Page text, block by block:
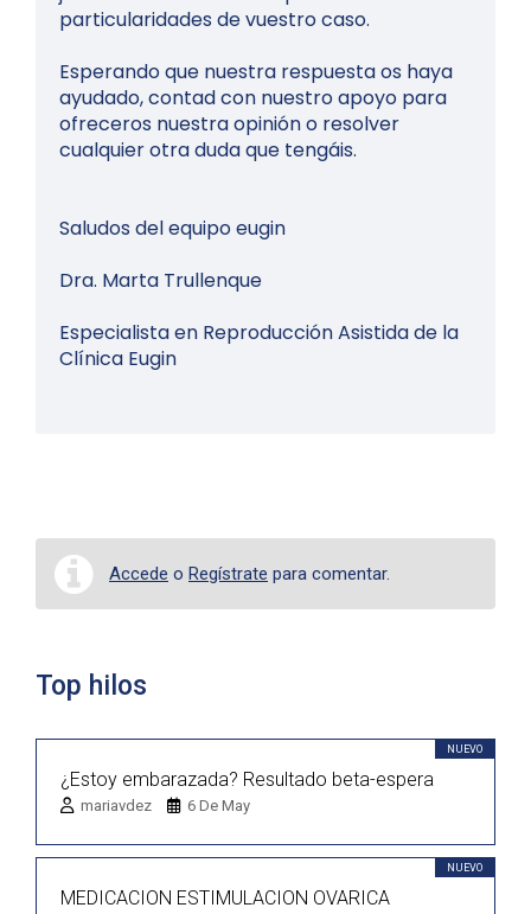
particularidades de vuestro caso.
Esperando que nuestra respuesta os haya
ayudado, contad con nuestro apoyo para
ofreceros nuestra opinión o resolver
cualquier otra duda que tengáis.
Saludos del equipo eugin
Dra. Marta Trullenque
Especialista en Reproducción Asistida de la
Clínica Eugin
Accede o Regístrate para comentar.
Top hilos
NUEVO
¿Estoy embarazada? Resultado beta-espera
mariavdez 6 De May
NUEVO
MEDICACION ESTIMULACION OVARICA